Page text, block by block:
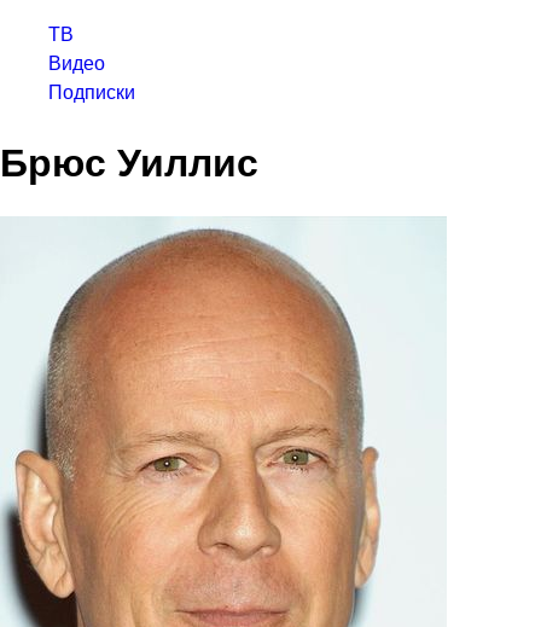
ТВ
Видео
Подписки
Брюс Уиллис